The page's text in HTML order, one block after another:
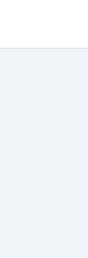
now